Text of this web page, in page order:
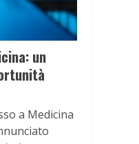
un
a Medicina